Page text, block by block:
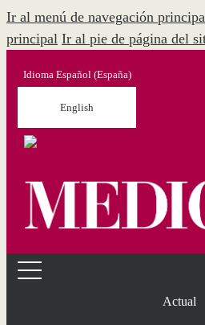
Ir al menú de navegación
principal Ir al pie de página del
Idioma Español (España)
English
Actual